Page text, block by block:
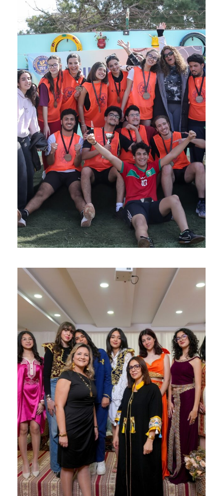
Tournoi Mixte Basketball &
de Football lycée et collège
23 février 2025
Journée nationale de l’habit
traditionnel
16 mars 2025